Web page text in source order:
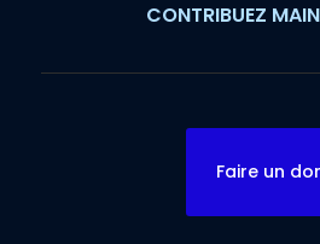
CONTRIBUEZ
Faire un